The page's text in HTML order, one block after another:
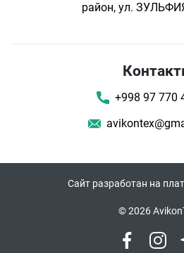
район, ул.
+998 97 770
Сайт разработан на
© 2026